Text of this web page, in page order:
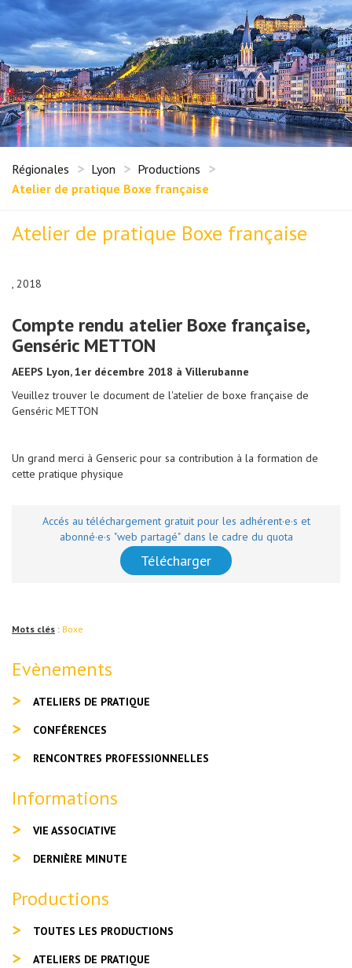
Régionales Lyon
Productions
Atelier de pratique Boxe française
Atelier de pratique Boxe française
, 2018
Compte rendu atelier Boxe française,
Genséric METTON
AEEPS Lyon, 1er décembre 2018 à Villerubanne
Veuillez trouver le document de l'atelier de boxe française de
Genséric METTON
Un grand merci à Genseric pour sa contribution à la formation de
cette pratique physique
Accés au téléchargement gratuit pour les adhérent·e·s et
abonné·e·s "web partagé" dans le cadre du quota
Télécharger
Mots clés : Boxe
Evènements
ATELIERS DE PRATIQUE
CONFÉRENCES
RENCONTRES PROFESSIONNELLES
Informations
VIE ASSOCIATIVE
DERNIÈRE MINUTE
Productions
TOUTES LES PRODUCTIONS
ATELIERS DE PRATIQUE